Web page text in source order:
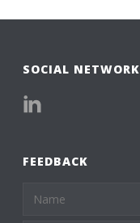
SOCIAL NETWORK
FEEDBACK